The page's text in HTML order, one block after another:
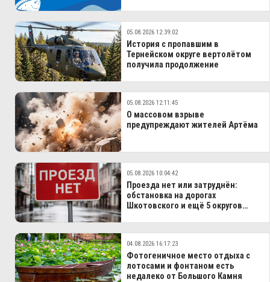
05.08.2026 12:39:02
История с пропавшим в
Тернейском округе вертолётом
получила продолжение
05.08.2026 12:11:45
О массовом взрыве
предупреждают жителей Артёма
05.08.2026 10:04:42
Проезда нет или затруднён:
обстановка на дорогах
Шкотовского и ещё 5 округов
04.08.2026 16:17:23
Фотогеничное место отдыха с
лотосами и фонтаном есть
недалеко от Большого Камня